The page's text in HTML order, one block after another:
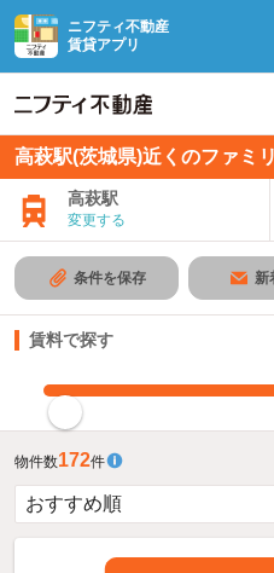
ニフティ不動産
賃貸アプリ
高萩駅(茨城県)近くのファミ
高萩駅
変更する
条件を保存 新
賃料で探す
物件数172件